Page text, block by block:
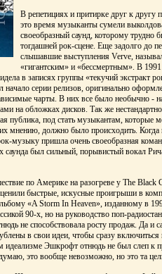
В репетициях и притирке друг к другу
это время музыканты сумели
своеобразный саунд, которому трудно
тогдашней рок-сцене. Еще задолго до
слышавшие выступления Verve,
«гигантским» и «бессмертным». В
в записях группы «текучий экстракт
серии релизов, оригинально
чарты. В них все было необычно -
на обложках дисков. Так же
публика, под стать музыкантам, которые
мнению, должно было происходить.
музыку пришла очень своеобразная
саунда был сильный, порывистый вокал
по Америке на разогреве у The Black
быстрые, искусные проигрыши в
«A Storm In Heaven», изданному в
90-х, но на руководство поп-
не способствовала росту продаж. Да
в свои идеи, чтобы сразу включиться
идеализме Эшкрофт отнюдь не был слеп к
это вообще невозможно, но это та